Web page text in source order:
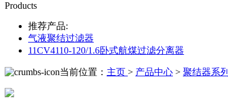
Products
推荐产品:
气液聚结过滤器
11CV4110-120/1.6卧式航煤过滤分离器
当前位置： 主页 > 产品中心 > 聚结器系列